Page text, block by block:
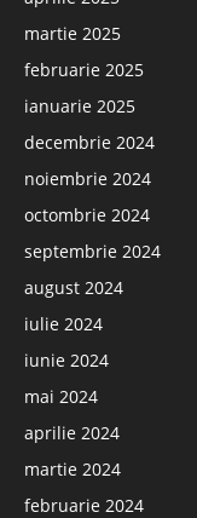
martie 2025
februarie 2025
ianuarie 2025
decembrie 2024
noiembrie 2024
octombrie 2024
septembrie 2024
august 2024
iulie 2024
iunie 2024
mai 2024
aprilie 2024
martie 2024
februarie 2024